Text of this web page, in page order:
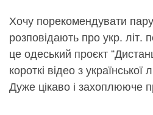
Хочу порекомендувати пару
розповідають про укр.
це одеський проєкт
короткі відео з української
Дуже цікаво і захоплююче